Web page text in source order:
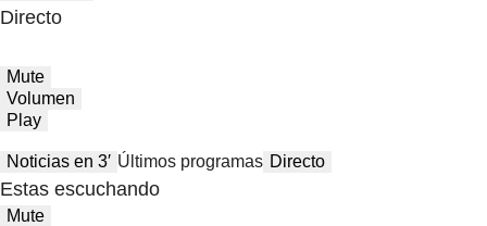
Directo
Mute
Volumen
Play
Noticias en 3′ Últimos programas Directo
Estas escuchando
Mute